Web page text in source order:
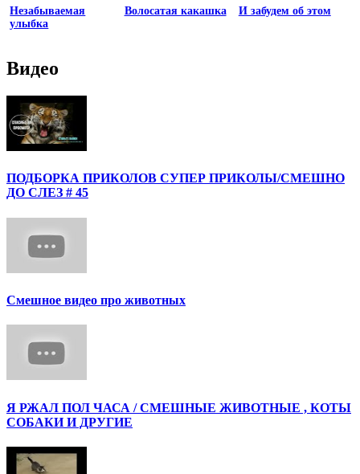
Незабываемая
улыбка
Волосатая какашка И забудем об этом
Видео
ПОДБОРКА ПРИКОЛОВ СУПЕР ПРИКОЛЫ/СМЕШНО
ДО СЛЕЗ # 45
Смешное видео про животных
Я РЖАЛ ПОЛ ЧАСА / СМЕШНЫЕ ЖИВОТНЫЕ , КОТЫ
СОБАКИ И ДРУГИЕ